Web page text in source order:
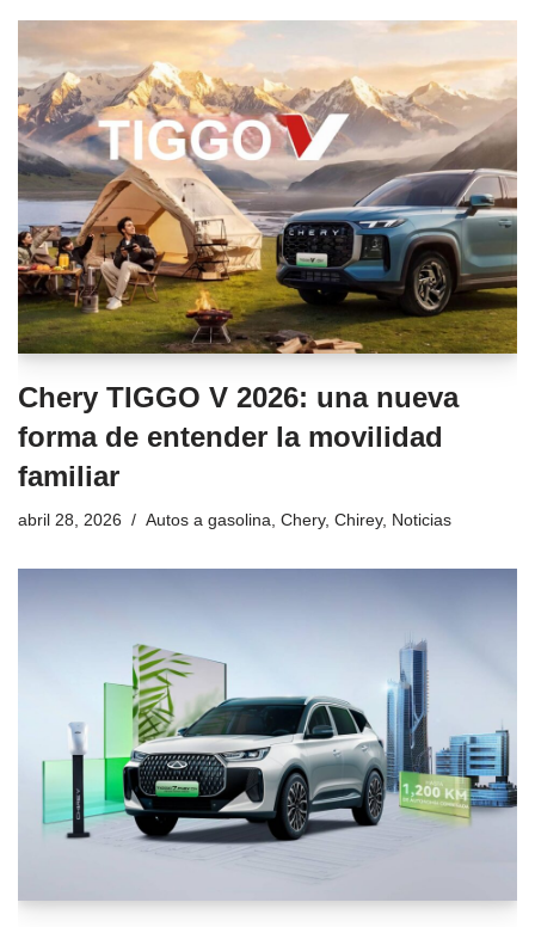
Chery TIGGO V 2026: una nueva
forma de entender la movilidad
familiar
abril 28, 2026 Autos a gasolina Chery, Chirey, Noticias